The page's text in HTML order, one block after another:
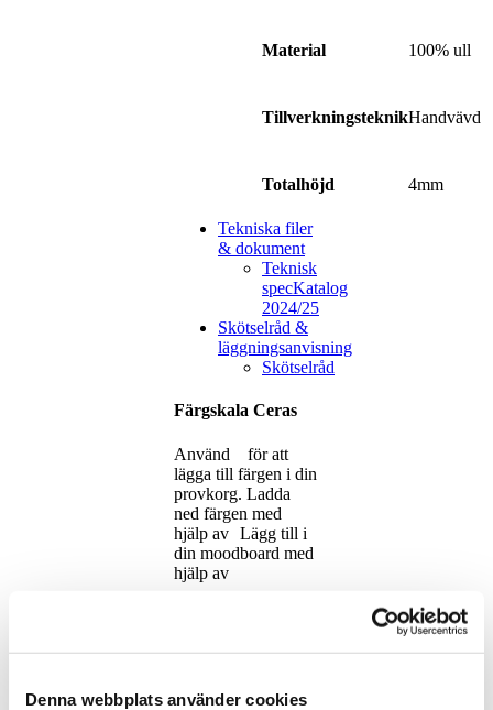
Denna webbplats använder cookies
Material 100% ull
TillverkningsteknikHandvävd
Totalhöjd 4mm
Tekniska filer
& dokument
Teknisk
specKatalog
2024/25
Skötselråd &
läggningsanvisning
Skötselråd
Färgskala Ceras
Använd
för att
lägga till färgen i din
provkorg. Ladda
ned färgen med
hjälp av Lägg till i
din moodboard med
hjälp av
Ceras